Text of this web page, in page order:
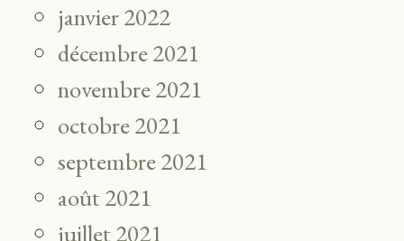
janvier 2022
décembre 2021
novembre 2021
octobre 2021
septembre 2021
août 2021
juillet 2021